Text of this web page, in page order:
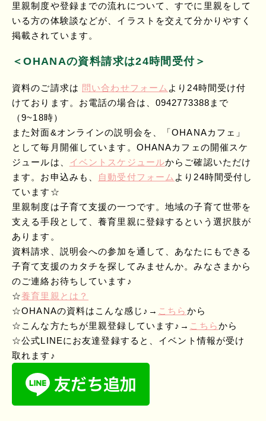
里親制度や登録までの流れについて、すでに里親をして
いる方の体験談などが、イラストを交えて分かりやすく
掲載されています。
＜OHANAの資料請求は24時間受付＞
資料のご請求は 問い合わせフォーム より24時間受け付
けております。お電話の場合は、0942773388まで
（9~18時）
また対面&オンラインの説明会を、「OHANAカフェ」
として毎月開催しています。OHANAカフェの開催スケ
ジュールは、 イベントスケジュールからご確認いただけ
ます。お申込みも、
自動受付フォーム より24時間受付し
ています☆
里親制度は子育て支援の一つです。地域の子育て世帯を
支える手段として、養育里親に登録するという選択肢が
あります。
資料請求、説明会への参加を通して、あなたにもできる
子育て支援のカタチを探してみませんか。みなさまから
のご連絡お待ちしています♪
☆養育里親とは？
☆OHANAの資料はこんな感じ♪→ こちら から
☆こんな方たちが里親登録しています♪→ こちらから
☆公式LINEにお友達登録すると、イベント情報が受け
取れます♪